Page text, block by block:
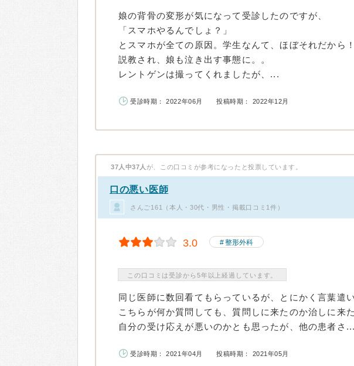
娘の背骨の変形が気になって受診したのですが、
「スマホやるんでしょ？」
とスマホが全ての原因。学生なんて、ほぼそれだから
説教され、娘も泣き出す事態に。。
レントゲンは撮ってくれましたが、...
受診時期： 2022年06月 投稿時期： 2022年12月
37人中37人 が、この口コミが参考になったと投票しています。
口の悪い医師
さんご161（本人・30代・男性・掲載口コミ1件）
3.0 整形外科
この口コミは受診から5年以上経過しています。
同じ医師に数回看てもらっているが、とにかく言葉遣
こちらが何か質問しても、質問しに来たのか治しに来
自分の受け応えが悪いのかとも思ったが、他の患者さ...
受診時期： 2021年04月 投稿時期： 2021年05月